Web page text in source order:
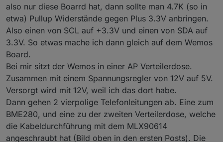
Ich muss meinen Aufstellort noch optimieren.
Aktuell ist der Sensor genau gegen Himmel
ausgerichtet, doch leider verfälscht dann das
Regenwasser (welches auf dem Sensor
verbleibt) die Temperatur. Ich werde ihn jetzt
doch leicht schräg anbringen, damit es
ablaufen kann.
also nur diese Boarrd hat, dann sollte man 4.7K (so in
etwa) Pullup Widerstände gegen Plus 3.3V anbringen.
Also einen von SCL auf +3.3V und einen von SDA auf
3.3V. So etwas mache ich dann gleich auf dem Wemos
Board.
Bei mir sitzt der Wemos in einer AP Verteilerdose.
Zusammen mit einem Spannungsregler von 12V auf 5V.
Versorgt wird mit 12V, weil ich das dort habe.
Dann gehen 2 vierpolige Telefonleitungen ab. Eine zum
BME280, und eine zu der zweiten Verteilerdose, welche
die Kabeldurchführung mit dem MLX90614
angeschraubt hat (Bild oben in den ersten Posts). Die